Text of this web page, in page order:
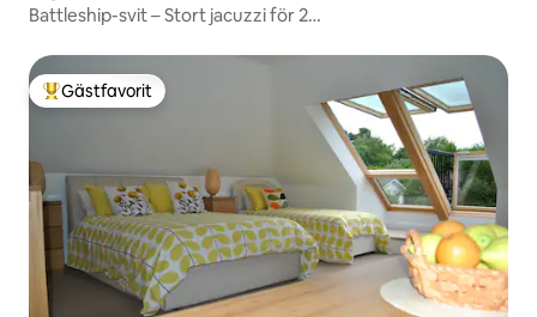
ole
Battleship-svit – Stort jacuzzi för 2
Populär gästfavorit
Gästfavorit